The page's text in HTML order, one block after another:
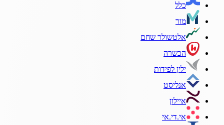
כלל
מור
אלטשולר שחם
הכשרה
ילין לפידות
אנליסט
איילון
אי.די.אי